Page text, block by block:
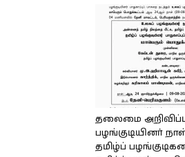
தலைமை
பழங்குடியினர்
தமிழ்ப்